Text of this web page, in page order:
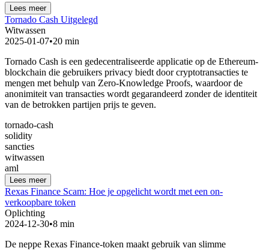
Lees meer
Tornado Cash Uitgelegd
Witwassen
2025-01-07•20 min
Tornado Cash is een gedecentraliseerde applicatie op de Ethereum-
blockchain die gebruikers privacy biedt door cryptotransacties te
mengen met behulp van Zero-Knowledge Proofs, waardoor de
anonimiteit van transacties wordt gegarandeerd zonder de identiteit
van de betrokken partijen prijs te geven.
tornado-cash
solidity
sancties
witwassen
aml
Lees meer
Rexas Finance Scam: Hoe je opgelicht wordt met een on-
verkoopbare token
Oplichting
2024-12-30•8 min
De neppe Rexas Finance-token maakt gebruik van slimme